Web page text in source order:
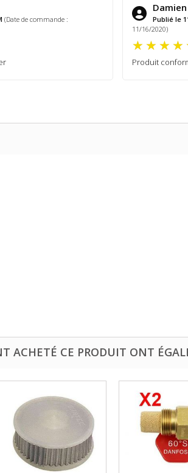
(Date de commande :
Damien
Publié le
11/16/2020)
Produit
ACHETÉ CE PRODUIT ONT